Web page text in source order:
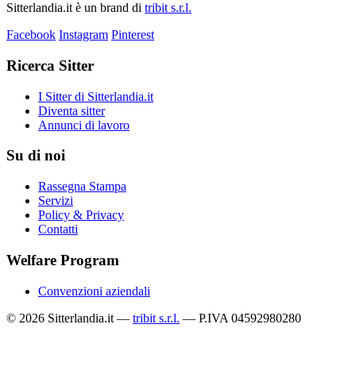
Sitterlandia.it è un brand di tribit s.r.l.
Facebook Instagram Pinterest
Ricerca Sitter
I Sitter di Sitterlandia.it
Diventa sitter
Annunci di lavoro
Su di noi
Rassegna Stampa
Servizi
Policy & Privacy
Contatti
Welfare Program
Convenzioni aziendali
© 2026 Sitterlandia.it — tribit s.r.l. — P.IVA 04592980280